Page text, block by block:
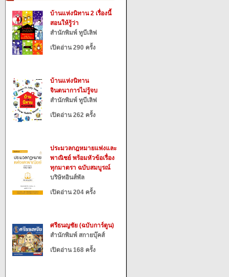
บ้านแห่งนิทาน 2 เรื่องนี้
สอนให้รู้ว่า
สำนักพิมพ์ ทูบีเลิฟ
เปิดอ่าน 290 ครั้ง
บ้านแห่งนิทาน
จินตนาการไม่รู้จบ
สำนักพิมพ์ ทูบีเลิฟ
เปิดอ่าน 262 ครั้ง
ประมวลกฎหมายแพ่งและ
พาณิชย์ พร้อมหัวข้อเรื่อง
ทุกมาตรา ฉบับสมบูรณ์
บริษัทอินส์พัล
เปิดอ่าน 204 ครั้ง
ศรีธนญชัย (ฉบับการ์ตูน)
สำนักพิมพ์ สกายบุ๊คส์
เปิดอ่าน 168 ครั้ง